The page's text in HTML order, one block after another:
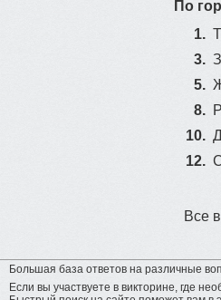
По
1.
3.
5.
8.
10.
12.
Все
Большая база ответов на различные
Если вы участвуете в викторине, где